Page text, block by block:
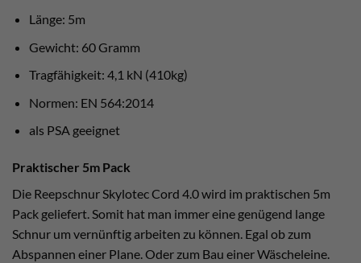
Länge: 5m
Gewicht: 60 Gramm
Tragfähigkeit: 4,1 kN (410kg)
Normen: EN 564:2014
als PSA geeignet
Praktischer 5m Pack
Die Reepschnur Skylotec Cord 4.0 wird im praktischen 5m
Pack geliefert. Somit hat man immer eine genügend lange
Schnur um vernünftig arbeiten zu können. Egal ob zum
Abspannen einer Plane. Oder zum Bau einer Wäscheleine.